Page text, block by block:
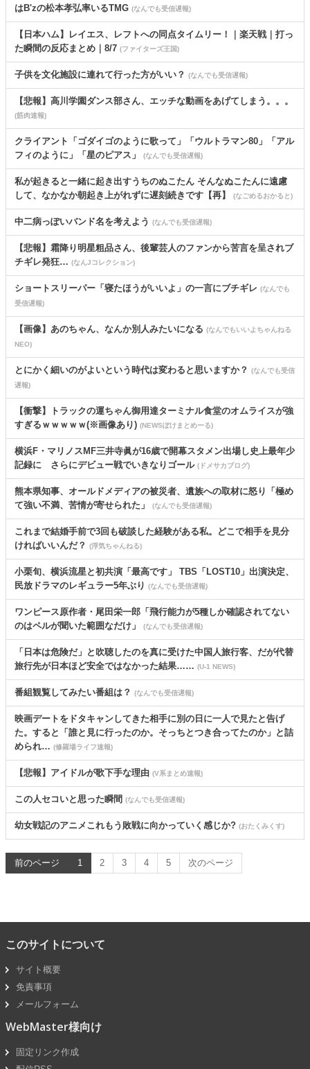
はB'zの松本孝弘率いるTMG (なんでも受信遅報)
【日本ハム】レイエス、レフトへの同点タイムリー！｜楽天戦｜打っ
た瞬間の反応まとめ｜8/7 (ファイターズ王国)
子供を文化施設に連れて行った方がいい？ (なんでも受信遅報)
【悲報】高川学園ダンス部さん、エッチな動画をあげてしまう。。。
(筋肉速報)
クライアント「ゴダイゴのように歌って」「ウルトラマン80」「アル
フィのように」「星のピアス」
(なんでも受信遅報)
私が起きると一緒に起き出すうちのぬこたん そんなぬこたんに遠慮
して、なかなか朝起き上がれずに遅刻続きです【再】
(なごめるおかると)
中二病っぽいバンド名を考えよう (なんでも受信遅報)
【悲報】霜降り明星粗品さん、後輩芸人のファンから苦言を呈されブ
チギレ発狂… (なんJコレクション)
ショートスリーパー「寝たほうがいいよ」の一言にブチギレ (なんでも
受信遅報)
【画像】あのちゃん、なんか別人みたいになる (なんでもいいよちゃんねる
NEO)
とにかく細いのがよいという時代は変わると思いますか？
(なんでも受信
遅報)
【衝撃】トラックの運ちゃん御用達ターミナル食堂のオムライスが強
すぎるｗｗｗｗｗ(※画像あり) (NEWSぽけまとめーる)
横浜F・マリノスMF三井寺眞が16歳で開幕スタメン出場し史上最年少
記録に さらにデビュー戦でいきなりゴール (ドメサカブログ)
熊本県知事、オールドメディアの被災者、遺族への取材に怒り「極め
て強い不満、苦情が寄せられた」
(なんでも受信遅報)
これまで結婚手前で3回も破談した経験がある私。どこで相手を見分
ければいいんだ？
(浮気ちゃんねる)
小栗旬、横浜流星と初共演「最高です」 TBS「LOST10」出演決定、
民放ドラマのレギュラー5年ぶり (なんでも受信遅報)
ワンピース原作者・尾田栄一郎「飛行能力が5種しか確認されてない
のはペルが聞いた範囲なだけ」
(なんでも受信遅報)
「日本は危険だ」と吹聴したのを真に受けた中国人旅行客、だが代替
旅行先が日本ほど安全ではなかった結果…… (U-1 NEWS)
番組観覧してみたい番組は？ (なんでも受信遅報)
映画デートをドタキャンしてきた相手に別の日に一人で見たと告げ
た。すると「誰と見に行ったのか。そっちとつき合ってたのか」と詰
められ… (修羅場ライフ速報)
【悲報】アイドルが歌下手な理由 (V系まとめ速報)
この人セコいと思った瞬間 (なんでも受信遅報)
幼女戦記のアニメこれもう敗戦に向かっていく感じか? (おたくみくす)
前のページ 1 2 3 4 5 次のページ
このサイトについて
サイト概要
免責事項
メールフォーム
WebMaster様向け
固定リンク作成